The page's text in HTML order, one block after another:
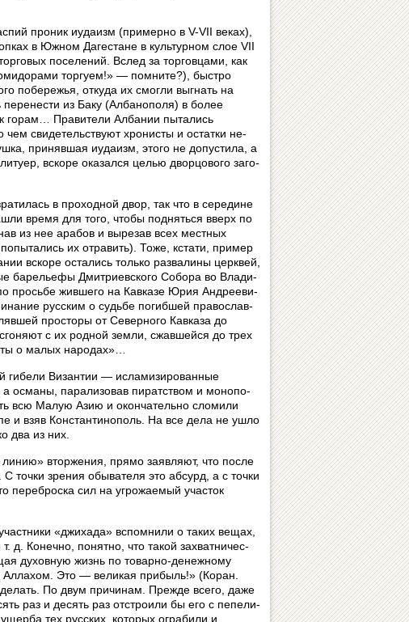
проник иудаизм (примерно в V-VII ве­ках),
в Южном Дагестане в культурном слое VII
поселений. Вслед за тор­гов­ца­ми, как
торгуем!» — помните?), быстро
побережья, откуда их смогли выг­нать на
из Баку (Албанополя) в бо­лее
горам… Правители Албании пытались
свидетельствуют хронисты и остатки не­
принявшая иудаизм, этого не допустила, а
вскоре оказался целью дворцового за­го­
в проходной двор, так что в се­ре­ди­не
время для того, чтобы подняться вверх по
из нее арабов и вырезав всех местных
их отравить). Тоже, кста­ти, при­мер
вско­ре ос­та­лись только раз­ва­ли­ны цер­к­вей,
ба­ре­ль­е­фы Дмит­ри­ев­с­ко­го Собора во Вла­ди­
просьбе жив­ше­го на Кав­ка­зе Юрия Ан­д­ре­е­ви­
русским о судь­бе по­гиб­шей пра­во­слав­
про­сто­ры от Се­вер­но­го Кав­ка­за до
с их род­ной зем­ли, сжавшейся до трех
о малых на­ро­дах»…
гибели Византии — ис­ла­ми­зи­ро­ван­ные
а османы, парализовав пиратством и мо­но­по­
всю Малую Азию и окончательно сломили
и взяв Константинополь. На все дела не ушло
два из них.
вторжения, прямо заявляют, что после
точки зрения обывателя это аб­сурд, а с точки
переброска сил на угрожаемый уча­с­ток
«джихада» вспомнили о таких ве­щах,
д. Конечно, понятно, что такой зах­ват­ни­чес­
духовную жизнь по товарно-де­неж­но­му
Это — великая прибыль!» (Коран.
По двум причинам. Прежде всего, даже
раз и десять раз отстроили бы его с пе­пе­ли­
тех русских, которых ог­ра­би­ли и